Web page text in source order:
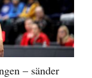
– sänder